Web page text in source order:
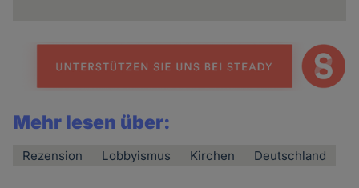
Mehr lesen über:
Rezension Lobbyismus Kirchen Deutschland